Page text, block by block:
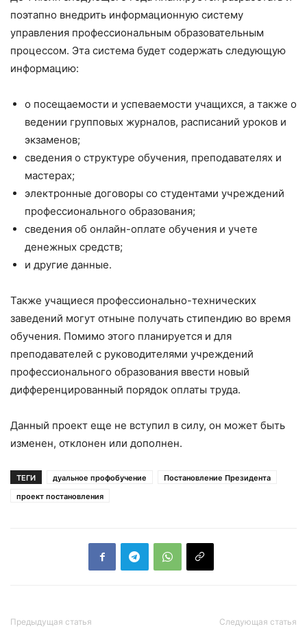
поэтапно внедрить информационную систему
управления профессиональным образовательным
процессом. Эта система будет содержать следующую
информацию:
о посещаемости и успеваемости учащихся, а также о
ведении групповых журналов, расписаний уроков и
экзаменов;
сведения о структуре обучения, преподавателях и
мастерах;
электронные договоры со студентами учреждений
профессионального образования;
сведения об онлайн-оплате обучения и учете
денежных средств;
и другие данные.
Также учащиеся профессионально-технических
заведений могут отныне получать стипендию во время
обучения. Помимо этого планируется и для
преподавателей с руководителями учреждений
профессионального образования ввести новый
дифференцированный порядок оплаты труда.
Данный проект еще не вступил в силу, он может быть
изменен, отклонен или дополнен.
ТЕГИ дуальное профобучение
Постановление Президента
проект постановления
Предыдущая статья Следующая статья